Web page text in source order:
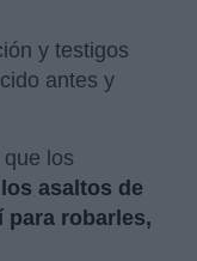
y testigos
antes y
los
asaltos de
para robarles,